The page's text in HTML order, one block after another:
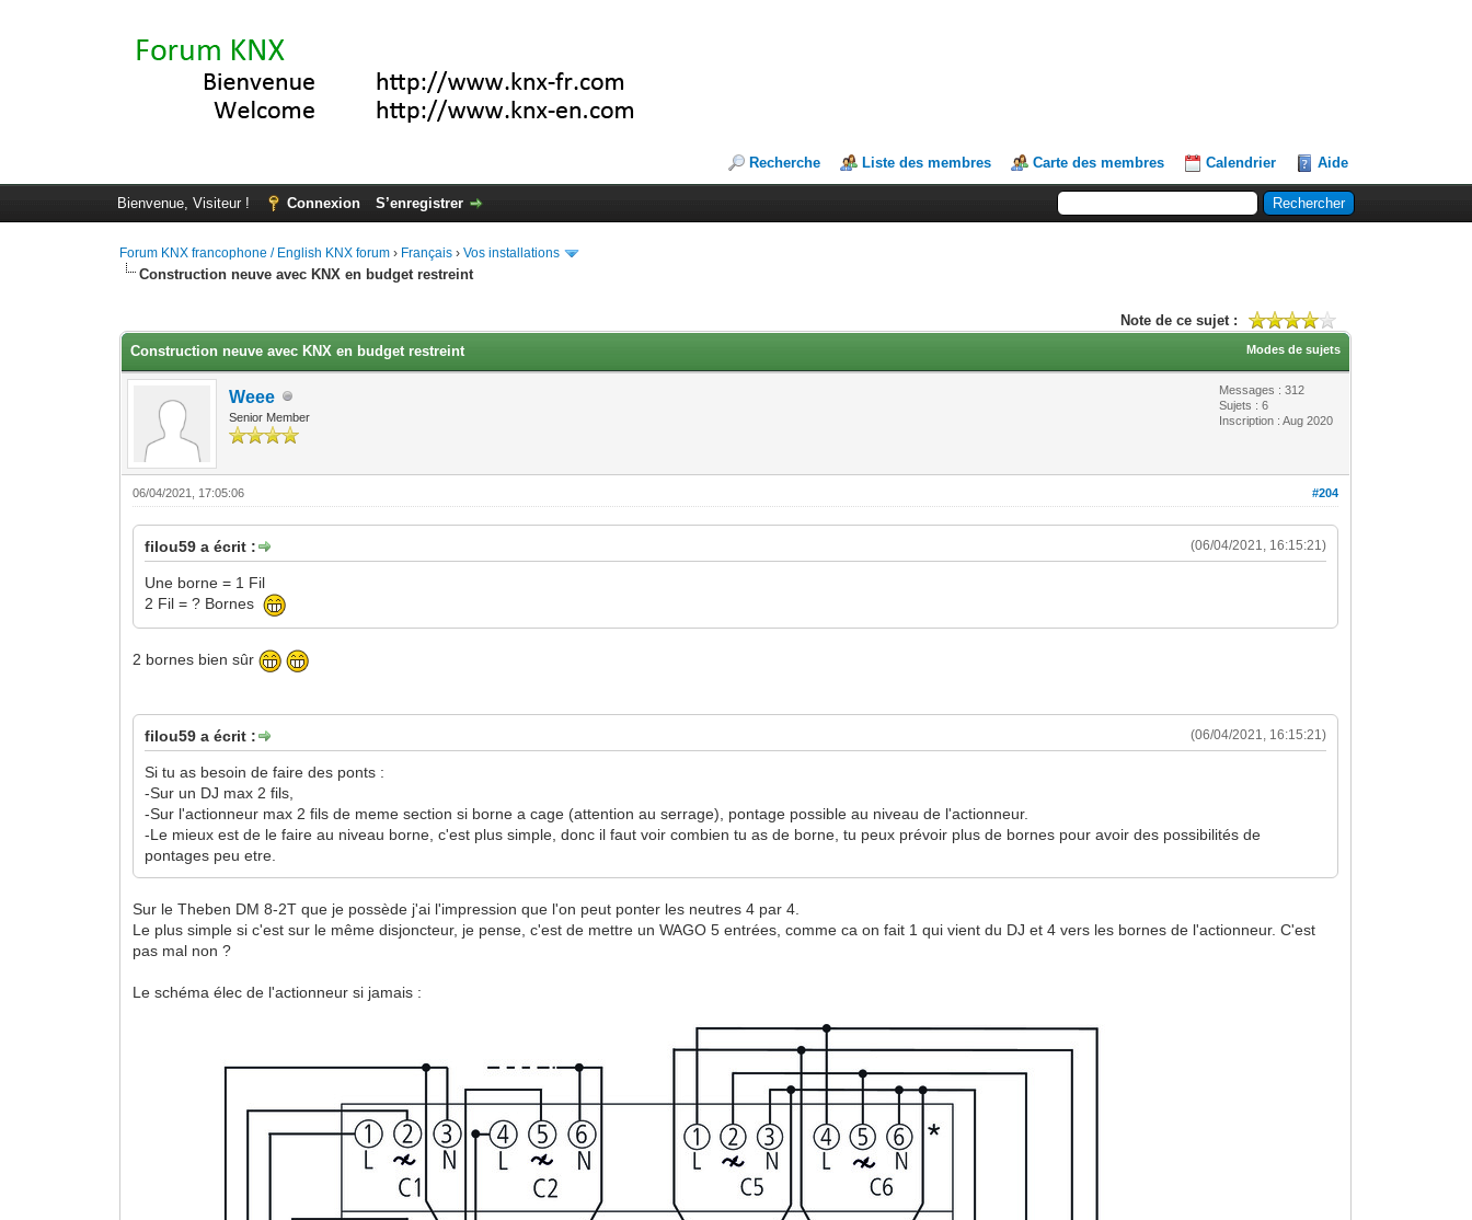
Recherche Liste des membres Carte des membres Calendrier Aide
Bienvenue, Visiteur ! Connexion S’enregistrer
Forum KNX francophone / English KNX forum › Français ›Vos installations
Construction neuve avec KNX en budget restreint
Note de ce sujet :
Modes de sujets
Construction neuve avec KNX en budget restreint
Weee
Senior Member
Messages : 312
Sujets : 6
Inscription : Aug 2020
#204
06/04/2021, 17:05:06
(06/04/2021, 16:15:21)
filou59 a écrit :
Une borne = 1 Fil
2 Fil = ? Bornes
2 bornes bien sûr
(06/04/2021, 16:15:21)
filou59 a écrit :
Si tu as besoin de faire des ponts :
-Sur un DJ max 2 fils,
-Sur l'actionneur max 2 fils de meme section si borne a cage (attention au serrage), pontage possible au niveau de l'actionneur.
-Le mieux est de le faire au niveau borne, c'est plus simple, donc il faut voir combien tu as de borne, tu peux prévoir plus de bornes pour avoir des possibilités de
pontages peu etre.
Sur le Theben DM 8-2T que je possède j'ai l'impression que l'on peut ponter les neutres 4 par 4.
Le plus simple si c'est sur le même disjoncteur, je pense, c'est de mettre un WAGO 5 entrées, comme ca on fait 1 qui vient du DJ et 4 vers les bornes de l'actionneur. C'est
pas mal non ?
Le schéma élec de l'actionneur si jamais :